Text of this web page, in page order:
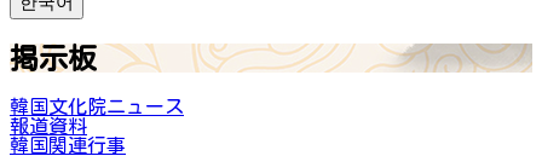
掲示板
韓国文化院ニュース
報道資料
韓国関連行事